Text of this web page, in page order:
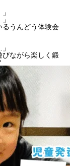
るうんどう体験会
ながら楽しく鍛